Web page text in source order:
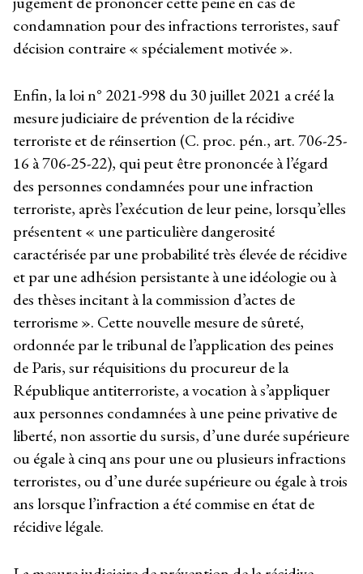
condamnation pour des infractions terroristes, sauf
décision contraire « spécialement motivée ».
Enfin, la loi n° 2021-998 du 30 juillet 2021 a créé la
mesure judiciaire de prévention de la récidive
terroriste et de réinsertion (C. proc. pén., art. 706-25-
16 à 706-25-22), qui peut être prononcée à l’égard
des personnes condamnées pour une infraction
terroriste, après l’exécution de leur peine, lorsqu’elles
présentent « une particulière dangerosité
caractérisée par une probabilité très élevée de récidive
et par une adhésion persistante à une idéologie ou à
des thèses incitant à la commission d’actes de
terrorisme ». Cette nouvelle mesure de sûreté,
ordonnée par le tribunal de l’application des peines
de Paris, sur réquisitions du procureur de la
République antiterroriste, a vocation à s’appliquer
aux personnes condamnées à une peine privative de
liberté, non assortie du sursis, d’une durée supérieure
ou égale à cinq ans pour une ou plusieurs infractions
terroristes, ou d’une durée supérieure ou égale à trois
ans lorsque l’infraction a été commise en état de
récidive légale.